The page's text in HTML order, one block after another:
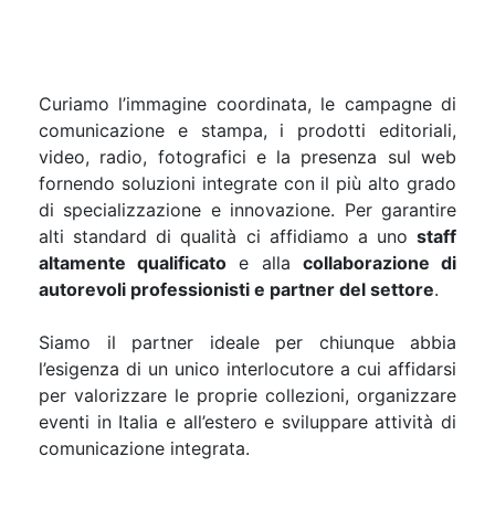
Curiamo l’immagine coordinata, le campagne di
comunicazione e stampa, i prodotti editoriali,
video, radio, fotografici e la presenza sul web
fornendo soluzioni integrate con il più alto grado
di specializzazione e innovazione. Per garantire
alti standard di qualità ci affidiamo a uno staff
altamente qualificato e alla collaborazione di
autorevoli professionisti e partner del settore.
Siamo il partner ideale per chiunque abbia
l’esigenza di un unico interlocutore a cui affidarsi
per valorizzare le proprie collezioni, organizzare
eventi in Italia e all’estero e sviluppare attività di
comunicazione integrata.